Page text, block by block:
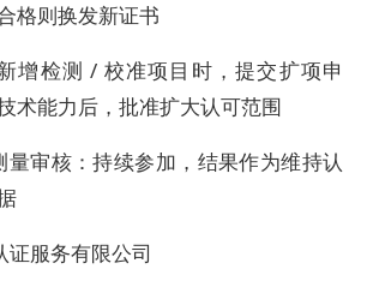
格则换发新证书
增检测 / 校准项目时，提交扩项申
术能力后，批准扩大认可范围
量审核：持续参加，结果作为维持认
证服务有限公司